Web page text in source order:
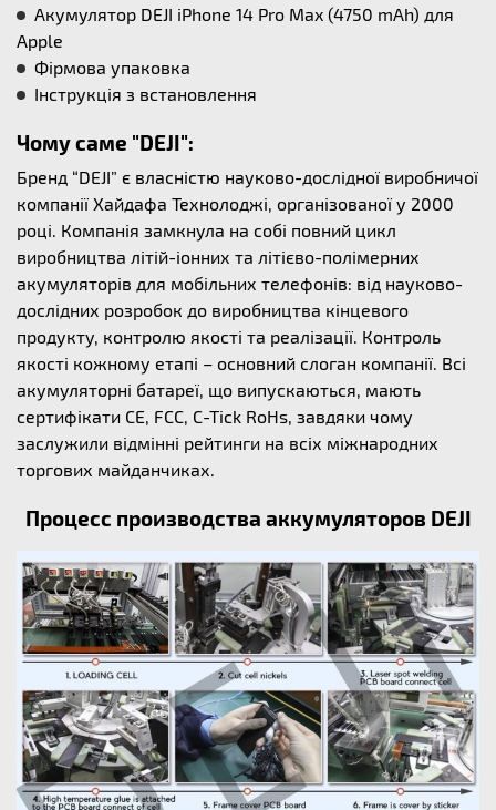
Акумулятор DEJI iPhone 14 Pro Max (4750 mAh) для
Apple
Фірмова упаковка
Інструкція з встановлення
Чому саме "DEJI":
Бренд “DEJI” є власністю науково-дослідної виробничої
компанії Хайдафа Технолоджі, організованої у 2000
році. Компанія замкнула на собі повний цикл
виробництва літій-іонних та літієво-полімерних
акумуляторів для мобільних телефонів: від науково-
дослідних розробок до виробництва кінцевого
продукту, контролю якості та реалізації. Контроль
якості кожному етапі – основний слоган компанії. Всі
акумуляторні батареї, що випускаються, мають
сертифікати CE, FCC, C-Tick RoHs, завдяки чому
заслужили відмінні рейтинги на всіх міжнародних
торгових майданчиках.
Процесс производства аккумуляторов DEJI